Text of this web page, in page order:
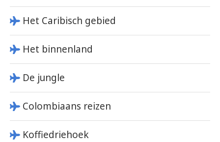
Het Caribisch gebied
Het binnenland
De jungle
Colombiaans reizen
Koffiedriehoek